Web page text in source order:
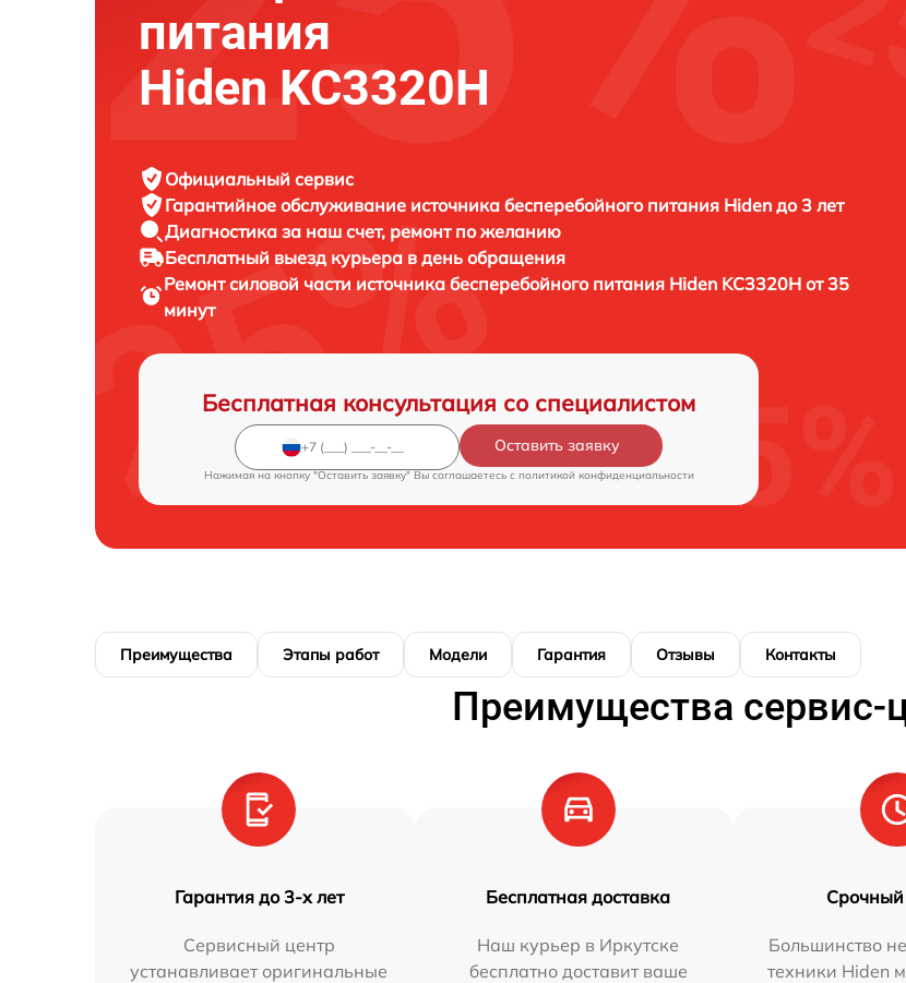
питания
Hiden KC3320H
Официальный сервис
Гарантийное обслуживание источника бесперебойного питания Hiden до 3 лет
Диагностика за наш счет, ремонт по желанию
Бесплатный выезд курьера в день обращения
Ремонт силовой части источника бесперебойного питания Hiden KC3320H от 35
минут
Бесплатная консультация со специалистом
Оставить заявку
Нажимая на кнопку "Оставить заявку" Вы соглашаетесь c политикой конфиденциальности
Преимущества Этапы работ Модели Гарантия Отзывы Контакты
Преимущества сервис-
Гарантия до 3-х лет
Сервисный центр
устанавливает оригинальные
Бесплатная доставка
Наш курьер в Иркутске
бесплатно доставит ваше
Срочный
Большинство
техники Hiden